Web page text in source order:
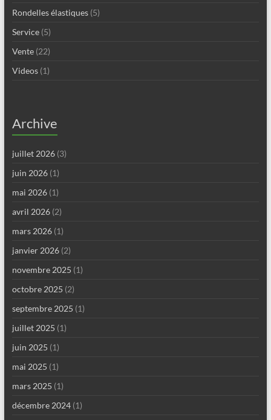
Rondelles élastiques(5)
Service(5)
Vente(22)
Videos(1)
Archive
juillet 2026(3)
juin 2026(1)
mai 2026(1)
avril 2026(2)
mars 2026(1)
janvier 2026(2)
novembre 2025 (1)
octobre 2025 (2)
septembre 2025 (1)
juillet 2025 (1)
juin 2025 (1)
mai 2025 (1)
mars 2025 (1)
décembre 2024(1)